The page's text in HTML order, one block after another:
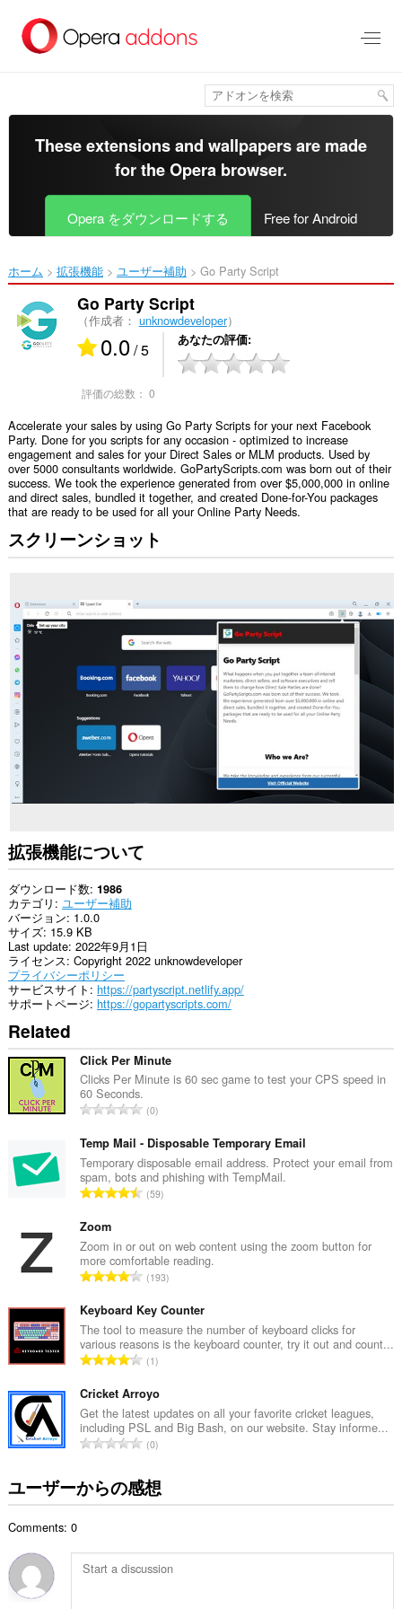
メ
ツ
移
These extensions and wallpapers are made
for theOpera browser.
Opera をダウンロードする Free for Android
ホーム 拡張機能 ユーザー補助 Go Party Script‎
Go Party Script
（作成者： unknowdeveloper）
0.0/ 5 あなたの評価
評価の総数： 0
Accelerate your sales by using Go Party Scripts for your next Facebook
Party. Done for you scripts for any occasion - optimized to increase
engagement and sales for your Direct Sales or MLM products. Used by
over 5000 consultants worldwide. GoPartyScripts.com was born out of their
success. We took the experience generated from over $5,000,000 in online
and direct sales, bundled it together, and created Done-for-You packages
that are ready to be used for all your Online Party Needs.
スクリーンショット
拡張機能について
ダウンロード数 1986
カテゴリ ユーザー補助
バージョン 1.0.0
サイズ 15.9 KB
Last update 2022年9月1日
ライセンス Copyright 2022 unknowdeveloper
プライバシーポリシー
サービスサイト https://partyscript.netlify.app/
サポートページ https://gopartyscripts.com/
Related
Click Per Minute
Clicks Per Minute is 60 sec game to test your CPS speed in
60 Seconds.
評
の
総
数
：
0
Temp Mail - Disposable Temporary Email
Temporary disposable email address. Protect your email from
spam, bots and phishing with TempMail.
評
総
数
：
59
Zoom
Zoom in or out on web content using the zoom button for
more comfortable reading.
評
の
総
数
：
193
Keyboard Key Counter
The tool to measure the number of keyboard clicks for
various reasons is the keyboard counter, try it out and count...
評
の
総
数
：
1
Cricket Arroyo
Get the latest updates on all your favorite cricket leagues,
including PSL and Big Bash, on our website. Stay informe...
評
の
総
0
ユーザーからの感想
Comments: 0